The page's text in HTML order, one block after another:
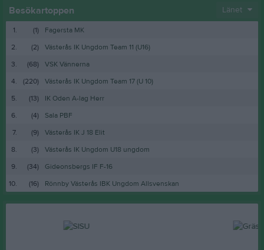
Besökartoppen Länet
1. (1)
Fagersta MK
2.
(2)
Västerås IK Ungdom Team 11 (U16)
3.
(68)
VSK Vännerna
4.
(220)
Västerås IK Ungdom Team 17 (U 10)
5.
(13)
IK Oden A-lag Herr
6.
(4)
Sala PBF
7.
(9)
Västerås IK J 18 Elit
8.
(3)
Västerås IK Ungdom U18 ungdom
9.
(34)
Gideonsbergs IF F-16
10.
(16) Rönnby Västerås IBK Ungdom Allsvenskan